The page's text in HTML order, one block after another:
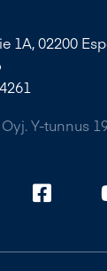
1A, 02200
Y-tunnus